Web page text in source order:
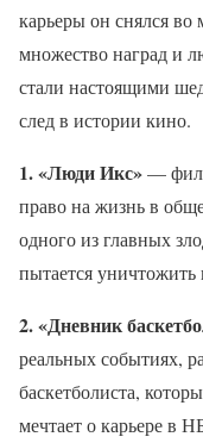
карьеры он снялся во
множество наград и
стали настоящими
след в истории кино.
1. «Люди Икс»—
право на жизнь в
одного из главных
пытается уничтожить
2. «Дневник
реальных событиях,
баскетболиста,
мечтает о карьере в